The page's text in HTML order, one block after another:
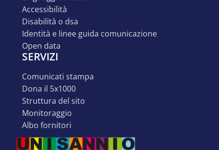
accessibilità
disabilità o dsa
identità e linee guida comunicazione
open data
SERVIZI
comunicati stampa
dona il 5x1000
struttura del sito
monitoraggio
albo fornitori